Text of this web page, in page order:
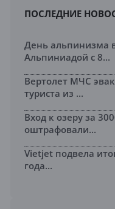
ПОСЛЕДНИЕ
День альпинизма
Альпиниадой с 8...
Вертолет МЧС
туриста из ...
Вход к озеру за
оштрафовали...
Vietjet подвела
года...